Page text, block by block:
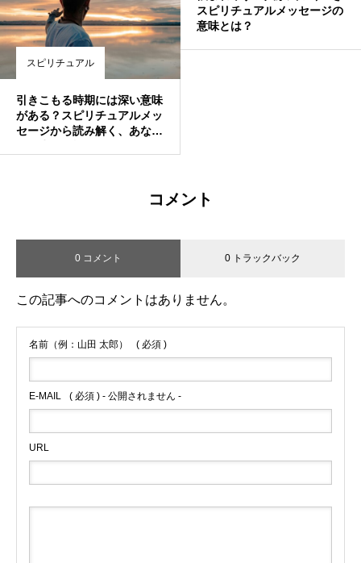
スピリチュアル
引きこもる時期には深い意味
がある？スピリチュアルメッ
セージから読み解く、あなた
スピリチュアルメッセージの
意味とは？
コメント
0 コメント 0 トラックバック
この記事へのコメントはありません。
名前（例：山田 太郎） ( 必須 )
E-MAIL ( 必須 ) - 公開されません -
URL